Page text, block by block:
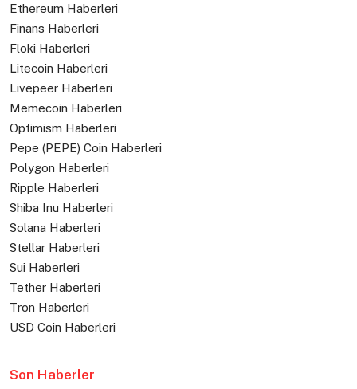
Ethereum Haberleri
Finans Haberleri
Floki Haberleri
Litecoin Haberleri
Livepeer Haberleri
Memecoin Haberleri
Optimism Haberleri
Pepe (PEPE) Coin Haberleri
Polygon Haberleri
Ripple Haberleri
Shiba Inu Haberleri
Solana Haberleri
Stellar Haberleri
Sui Haberleri
Tether Haberleri
Tron Haberleri
USD Coin Haberleri
Son Haberler